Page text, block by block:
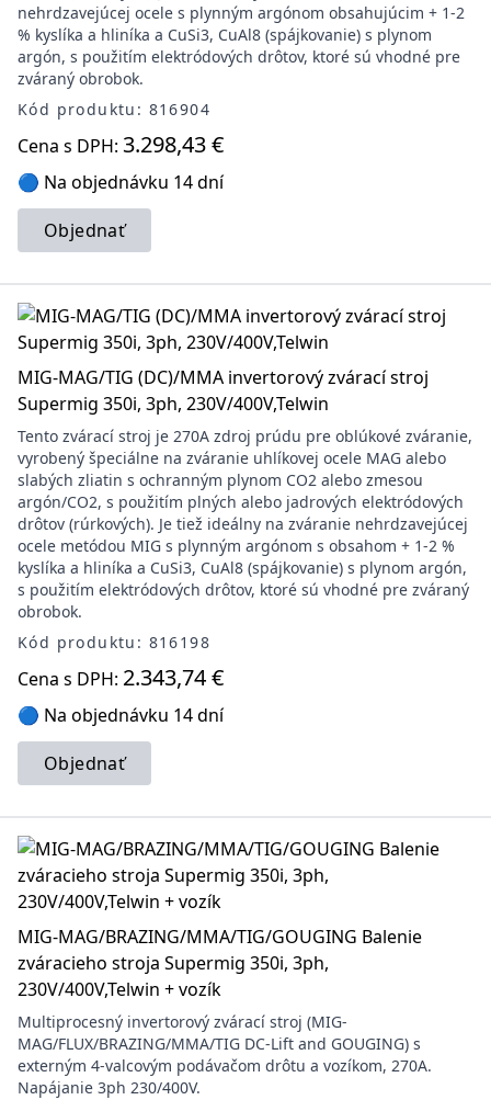
nehrdzavejúcej ocele s plynným argónom obsahujúcim + 1-2
% kyslíka a hliníka a CuSi3, CuAl8 (spájkovanie) s plynom
argón, s použitím elektródových drôtov, ktoré sú vhodné pre
zváraný obrobok.
Kód produktu: 816904
Cena s DPH: 3.298,43 €
🔵 Na objednávku 14 dní
Objednať
MIG-MAG/TIG (DC)/MMA invertorový zvárací stroj
Supermig 350i, 3ph, 230V/400V,Telwin
Tento zvárací stroj je 270A zdroj prúdu pre oblúkové zváranie,
vyrobený špeciálne na zváranie uhlíkovej ocele MAG alebo
slabých zliatin s ochranným plynom CO2 alebo zmesou
argón/CO2, s použitím plných alebo jadrových elektródových
drôtov (rúrkových). Je tiež ideálny na zváranie nehrdzavejúcej
ocele metódou MIG s plynným argónom s obsahom + 1-2 %
kyslíka a hliníka a CuSi3, CuAl8 (spájkovanie) s plynom argón,
s použitím elektródových drôtov, ktoré sú vhodné pre zváraný
obrobok.
Kód produktu: 816198
Cena s DPH: 2.343,74 €
🔵 Na objednávku 14 dní
Objednať
MIG-MAG/BRAZING/MMA/TIG/GOUGING Balenie
zváracieho stroja Supermig 350i, 3ph,
230V/400V,Telwin + vozík
Multiprocesný invertorový zvárací stroj (MIG-
MAG/FLUX/BRAZING/MMA/TIG DC-Lift and GOUGING) s
externým 4-valcovým podávačom drôtu a vozíkom, 270A.
Napájanie 3ph 230/400V.